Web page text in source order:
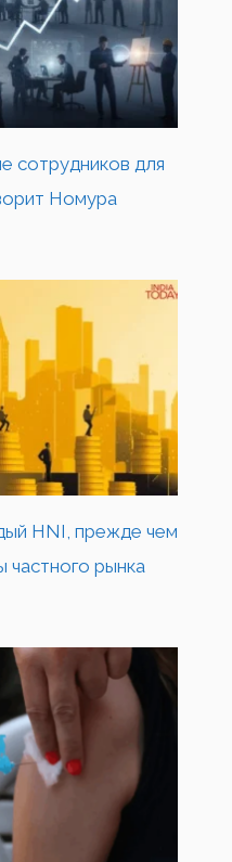
сотрудников для
Номура
HNI, прежде чем
частного рынка